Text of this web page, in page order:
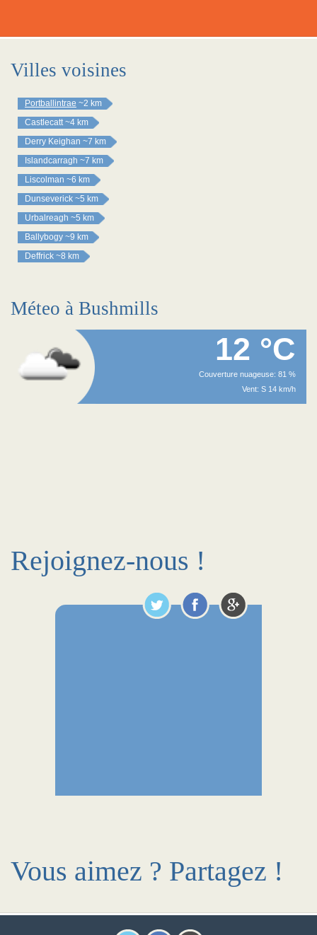
Villes voisines
Portballintrae ~2 km
Castlecatt ~4 km
Derry Keighan ~7 km
Islandcarragh ~7 km
Liscolman ~6 km
Dunseverick ~5 km
Urbalreagh ~5 km
Ballybogy ~9 km
Deffrick ~8 km
Méteo à Bushmills
12 °C
Couverture nuageuse: 81 %
Vent: S 14 km/h
Rejoignez-nous !
Vous aimez ? Partagez !